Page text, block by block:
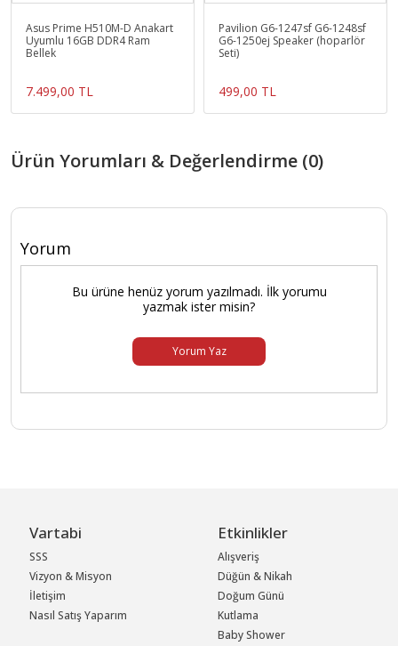
Asus Prime H510M-D Anakart
Uyumlu 16GB DDR4 Ram
Bellek
7.499,00 TL
Pavilion G6-1247sf G6-1248sf
G6-1250ej Speaker (hoparlör
Seti)
499,00 TL
Ürün Yorumları & Değerlendirme (0)
Yorum
Bu ürüne henüz yorum yazılmadı. İlk yorumu
yazmak ister misin?
Yorum Yaz
Vartabi
SSS
Vizyon & Misyon
İletişim
Nasıl Satış Yaparım
Etkinlikler
Alışveriş
Düğün & Nikah
Doğum Günü
Kutlama
Baby Shower